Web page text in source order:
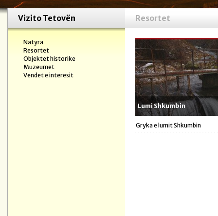
Vizito Tetovën Resortet
Natyra
Resortet
Objektet historike
Muzeumet
Vendet e interesit
Lumi Shkumbin
Gryka e lumit Shkumbin